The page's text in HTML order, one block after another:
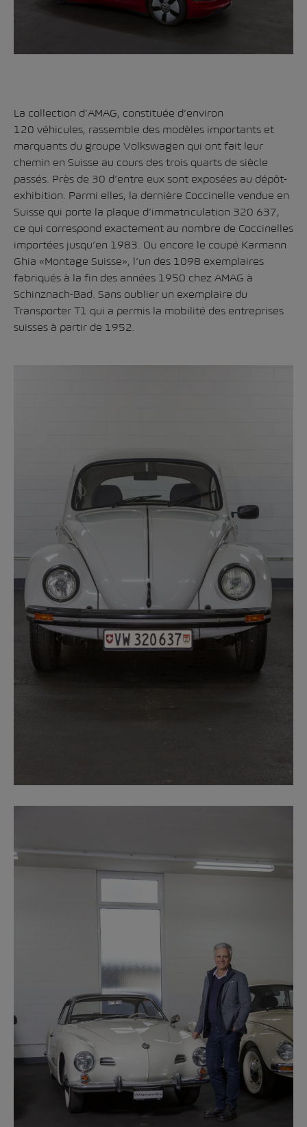
La collection d’AMAG, constituée d’environ
120 véhicules, rassemble des modèles importants et
marquants du groupe Volkswagen qui ont fait leur
chemin en Suisse au cours des trois quarts de siècle
passés. Près de 30 d’entre eux sont exposées au dépôt-
exhibition. Parmi elles, la dernière Coccinelle vendue en
Suisse qui porte la plaque d’immatriculation 320 637,
ce qui correspond exactement au nombre de Coccinelles
importées jusqu’en 1983. Ou encore le coupé Karmann
Ghia «Montage Suisse», l’un des 1098 exemplaires
fabriqués à la fin des années 1950 chez AMAG à
Schinznach-Bad. Sans oublier un exemplaire du
Transporter T1 qui a permis la mobilité des entreprises
suisses à partir de 1952.